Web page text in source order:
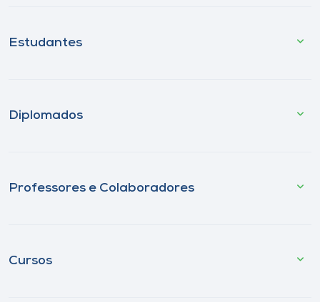
Estudantes
Diplomados
Professores e Colaboradores
Cursos